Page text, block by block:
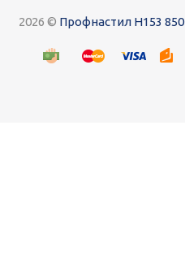
2026 © Профнастил Н153 850